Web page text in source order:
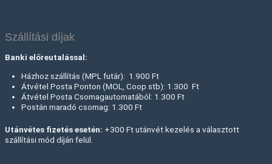
Szállítási díjak
Banki előreutalással:
Házhoz szállítás (MPL futár): 1.900 Ft
Átvétel Posta Ponton (MOL, Coop stb): 1.300 Ft
Átvétel Posta Csomagautomatából: 1.300 Ft
Postán maradó csomag: 1.300 Ft
Utánvétes fizetés esetén: +300 Ft utánvét kezelés a választott
szállítási mód díján felül.